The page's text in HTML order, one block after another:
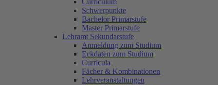
Curriculum
Schwerpunkte
Bachelor Primarstufe
Master Primarstufe
Lehramt Sekundarstufe
Anmeldung zum Studium
Eckdaten zum Studium
Curricula
Fächer & Kombinationen
Lehrveranstaltungen